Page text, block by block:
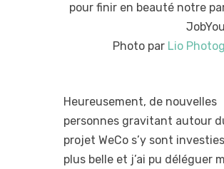
pour finir en beauté notre
Photo par Lio
Heureusement, de nouvelles
personnes gravitant autour
projet WeCo s’y sont
plus belle et j’ai pu déléguer